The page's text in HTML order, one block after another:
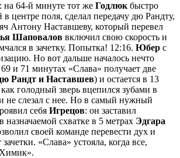
на 64-й минуте тот же Годлюк быстро
центре поля, сделал передачу дю Рандту,
Антону Наставшеву, который перевел
Шаповалов включил свою скорость и
в зачетку. Попытка! 12:16. Юбер с
Но вот дальше началось нечто
и 71 минутах «Слава» получает две
Рандт и Наставшев) и остается в 13
голодный зверь вцепился зубами в
не слезал с нее. Но в самый нужный
себя Игрецов: он заставил
назначаемой схватке в 5 метрах Эдгара
своей команде перевести дух и
«Слава» устояла, когда все,